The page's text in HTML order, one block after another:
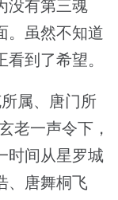
没有第三魂
。虽然不知道
到了希望。
属、唐门所
老一声令下，
时间从星罗城
、唐舞桐飞